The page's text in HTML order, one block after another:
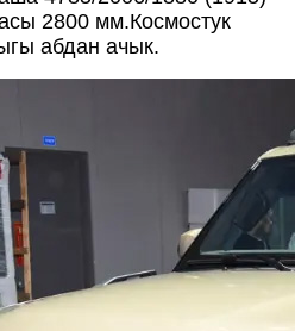
2800 мм.Космостук
абдан ачык.